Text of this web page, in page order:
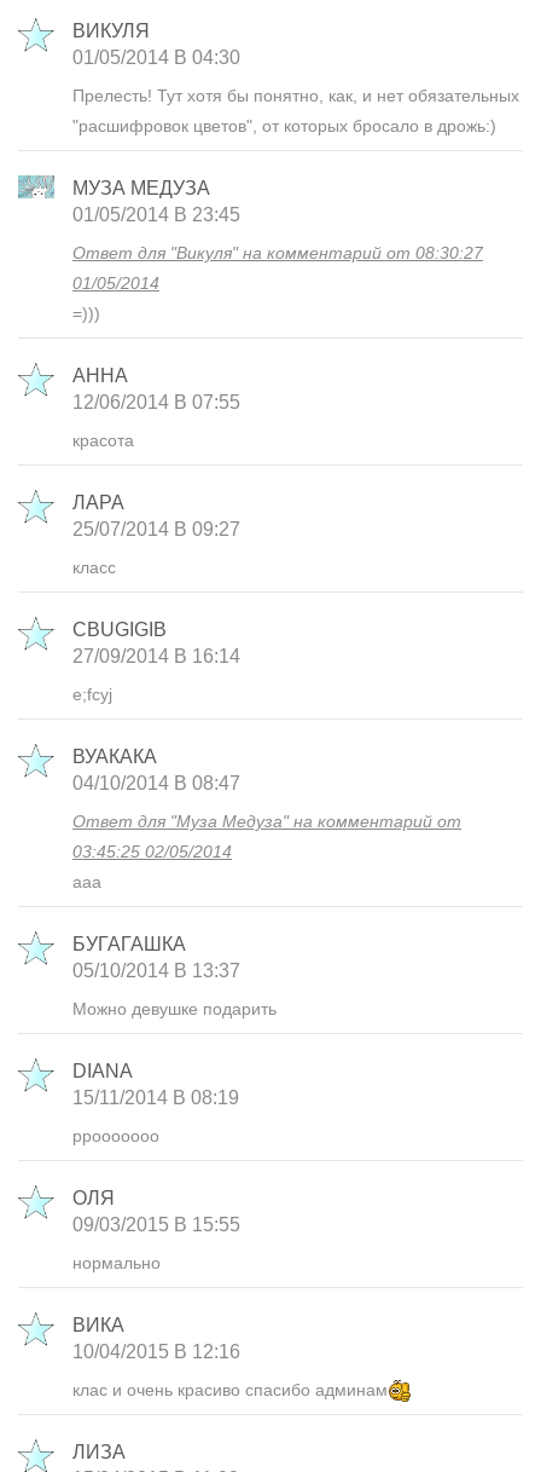
ВИКУЛЯ
01/05/2014 В 04:30
Прелесть! Тут хотя бы понятно, как, и нет обязательных
"расшифровок цветов", от которых бросало в дрожь:)
МУЗА МЕДУЗА
01/05/2014 В 23:45
Ответ для "Викуля" на комментарий от 08:30:27
01/05/2014
=)))
АННА
12/06/2014 В 07:55
красота
ЛАРА
25/07/2014 В 09:27
класс
CBUGIGIB
27/09/2014 В 16:14
e;fcyj
ВУАКАКА
04/10/2014 В 08:47
Ответ для "Муза Медуза" на комментарий от
03:45:25 02/05/2014
ааа
БУГАГАШКА
05/10/2014 В 13:37
Можно девушке подарить
DIANA
15/11/2014 В 08:19
ppooooooo
ОЛЯ
09/03/2015 В 15:55
нормально
ВИКА
10/04/2015 В 12:16
клас и очень красиво спасибо админам
ЛИЗА